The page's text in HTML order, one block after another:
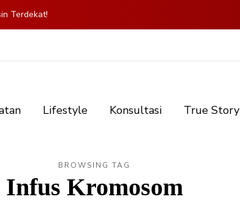
Terdekat!
Lifestyle Konsultasi True Story
BROWSING TAG
Infus Kromosom